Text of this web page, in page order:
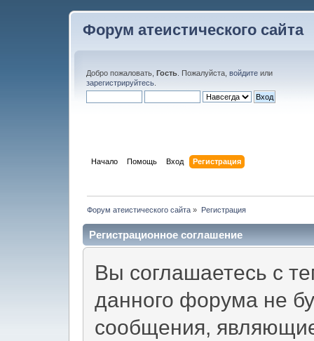
Форум атеистического сайта
Добро пожаловать, Гость . Пожалуйста, войдите или
зарегистрируйтесь
Начало Помощь Вход Регистрация
Форум атеистического сайта » Регистрация
Регистрационное соглашение
Вы соглашаетесь с
данного форума не
сообщения,